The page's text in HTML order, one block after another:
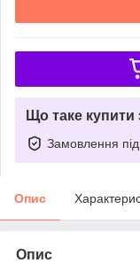
Що таке
Замовлення
Опис
Опис